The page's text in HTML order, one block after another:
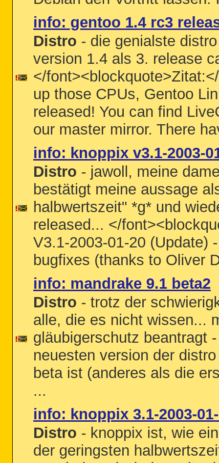
info: gentoo 1.4 rc3
Distro - die genialste
version 1.4 als 3. release
</
up those CPUs, Gentoo
released! You can find
our master mirror. There
info: knoppix v3.1-2003-
Distro - jawoll, meine
bestätigt meine aussage
halbwertszeit" *g* und
released... </
V3.1-2003-01-20 (Update)
bugfixes (thanks to Oliver
info: mandrake 9.1 beta2
Distro - trotz der
alle, die es nicht wissen...
gläubigerschutz beantragt
neuesten version der
beta ist (anderes als die
...
info: knoppix 3.1-2003-
Distro - knoppix ist, wie
der geringsten